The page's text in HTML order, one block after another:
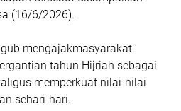
(16/6/2026).
mengajakmasyarakat
tahun Hijriah sebagai
memperkuat nilai-nilai
sehari-hari.